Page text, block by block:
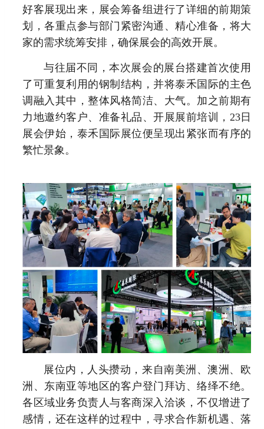
好客展现出来，展会筹备组进行了详细的前期策
划，各重点参与部门紧密沟通、精心准备，将大
家的需求统筹安排，确保展会的高效开展。
与往届不同，本次展会的展台搭建首次使用
了可重复利用的钢制结构，并将泰禾国际的主色
调融入其中，整体风格简洁、大气。加之前期有
力地邀约客户、准备礼品、开展展前培训，23日
展会伊始，泰禾国际展位便呈现出紧张而有序的
繁忙景象。
展位内，人头攒动，来自南美洲、澳洲、欧
洲、东南亚等地区的客户登门拜访、络绎不绝。
各区域业务负责人与客商深入洽谈，不仅增进了
感情，还在这样的过程中，寻求合作新机遇、落